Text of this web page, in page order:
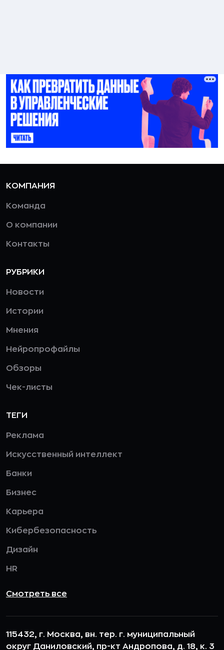
КОМПАНИЯ
Команда
О компании
Контакты
РУБРИКИ
Новости
Истории
Мнения
Нейропрофайлы
Обзоры
Чек-листы
ТЕГИ
Реклама
Искусственный интеллект
Банки
Бизнес
Карьера
Кибербезопасность
Дизайн
HR
Смотреть все
115432, г. Москва, вн. тер. г. муниципальный
округ Даниловский, пр-кт Андропова, д. 18, к. 3